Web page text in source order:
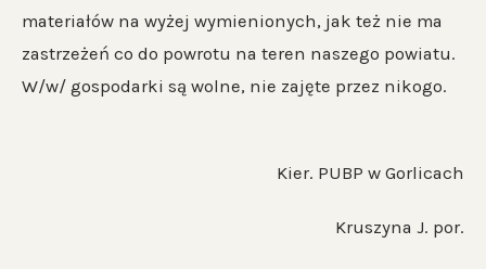
materiałów na wyżej wymienionych, jak też nie ma
zastrzeżeń co do powrotu na teren naszego powiatu.
W/w/ gospodarki są wolne, nie zajęte przez nikogo.
Kier. PUBP w Gorlicach
Kruszyna J. por.